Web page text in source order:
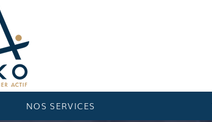
NOS SERVICES